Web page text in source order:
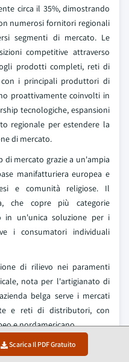
Scarica Il PDF Gratuito
circa il 35%, dimostrando
numerosi fornitori regionali
segmenti di mercato. Le
competitive attraverso
prodotti completi, reti di
i principali produttori di
proattivamente coinvolti in
tecnologiche, espansioni
regionale per estendere la
di mercato.
di mercato grazie a un'ampia
manifatturiera europea e
e comunità religiose. Il
che copre più categorie
in un'unica soluzione per i
i consumatori individuali
di rilievo nei paramenti
nota per l'artigianato di
belga serve i mercati
e reti di distributori, con
e nordamericano.
leader nell'e-commerce
online complete a servizio